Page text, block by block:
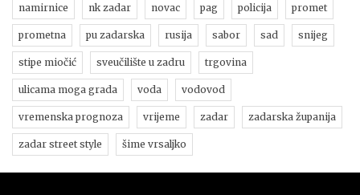
namirnice nk zadar novac pag policija promet
prometna pu zadarska rusija sabor sad snijeg
stipe miočić sveučilište u zadru trgovina
ulicama moga grada voda vodovod
vremenska prognoza vrijeme zadar zadarska županija
zadar street style šime vrsaljko